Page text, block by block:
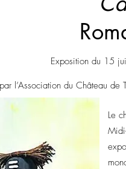
Exposition du 15
l’Association du Château de
Le